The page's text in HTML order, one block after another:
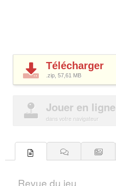
Télécharger
.zip, 57,61 MB
Jouer en ligne
dans votre navigateur
Revue du jeu